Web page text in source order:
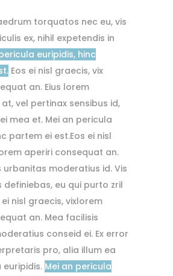
torquatos nec eu, vis
ex, nihil expetendis in
euripidis, hinc
Eos ei nisl graecis, vix
an. Eius lorem
vel pertinax sensibus id,
mea et. Mei an pericula
partem ei est.Eos ei nisl
aperiri consequat an.
urbanitas moderatius id. Vis
definiebas, eu qui purto zril
nisl graecis, vixlorem
an. Mea facilisis
conseid ei. Ex error
pro, alia illum ea
euripidis. Mei an pericula